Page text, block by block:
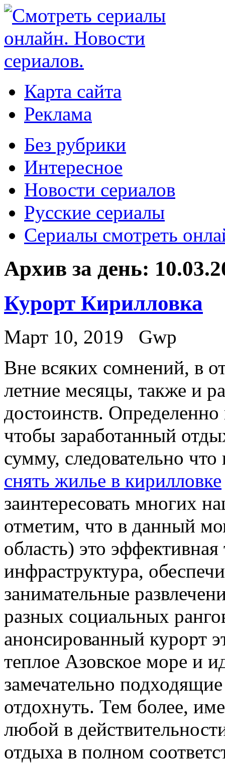
Карта сайта
Реклама
Без рубрики
Интересное
Новости сериалов
Русские сериалы
Сериалы смотреть
Архив за день:
Курорт Кирилловка
Март 10, 2019
Gwp
Внe всякиx сомнений, в
летние месяцы, также и
достоинств.
чтобы заработанный
сумму, следовательно
снять жилье в кирилловке
заинтересовать многих
отметим, что в данный
область) это эффективная
инфраструктура,
занимательные
разных социальных
анонсированный курорт
теплое Азовское море и
замечательно
отдохнуть. Тем более,
любой в
отдыха в полном